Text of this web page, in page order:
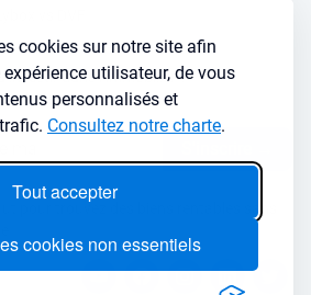
cookies sur notre site afin
expérience utilisateur, de vous
personnalisés et
Consultez notre charte.
Tout accepter
cookies non essentiels
investir dans l’immobilier ?
gratuite :